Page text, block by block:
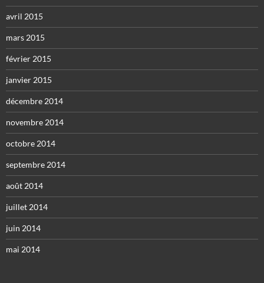
avril 2015
mars 2015
février 2015
janvier 2015
décembre 2014
novembre 2014
octobre 2014
septembre 2014
août 2014
juillet 2014
juin 2014
mai 2014